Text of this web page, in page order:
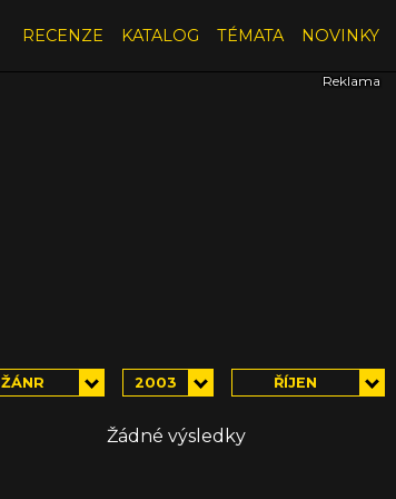
RECENZE KATALOG TÉMATA NOVINKY
ŽÁNR 2003 ŘÍJEN
Žádné výsledky